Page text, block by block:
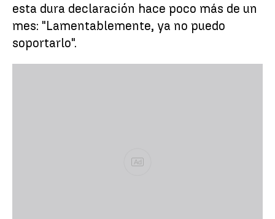
esta dura declaración hace poco más de un
mes: "Lamentablemente, ya no puedo
soportarlo".
Ad